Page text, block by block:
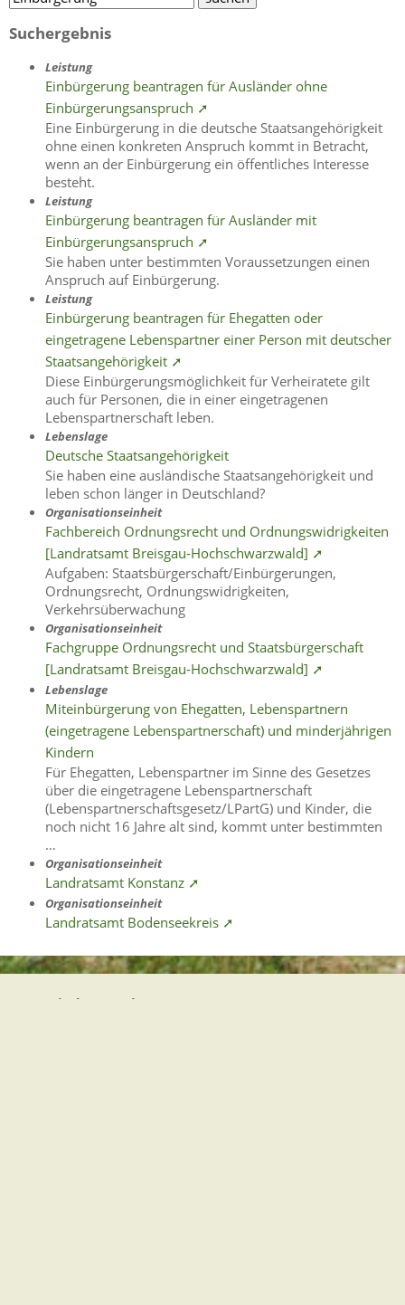
Suchergebnis
Leistung
Einbürgerung beantragen für Ausländer ohne
Einbürgerungsanspruch ➚
Eine Einbürgerung in die deutsche Staatsangehörigkeit
ohne einen konkreten Anspruch kommt in Betracht,
wenn an der Einbürgerung ein öffentliches Interesse
besteht.
Leistung
Einbürgerung beantragen für Ausländer mit
Einbürgerungsanspruch ➚
Sie haben unter bestimmten Voraussetzungen einen
Anspruch auf Einbürgerung.
Leistung
Einbürgerung beantragen für Ehegatten oder
eingetragene Lebenspartner einer Person mit deutscher
Staatsangehörigkeit ➚
Diese Einbürgerungsmöglichkeit für Verheiratete gilt
auch für Personen, die in einer eingetragenen
Lebenspartnerschaft leben.
Lebenslage
Deutsche Staatsangehörigkeit
Sie haben eine ausländische Staatsangehörigkeit und
leben schon länger in Deutschland?
Organisationseinheit
Fachbereich Ordnungsrecht und Ordnungswidrigkeiten
[Landratsamt Breisgau-Hochschwarzwald] ➚
Aufgaben: Staatsbürgerschaft/Einbürgerungen,
Ordnungsrecht, Ordnungswidrigkeiten,
Verkehrsüberwachung
Organisationseinheit
Fachgruppe Ordnungsrecht und Staatsbürgerschaft
[Landratsamt Breisgau-Hochschwarzwald] ➚
Lebenslage
Miteinbürgerung von Ehegatten, Lebenspartnern
(eingetragene Lebenspartnerschaft) und minderjährigen
Kindern
Für Ehegatten, Lebenspartner im Sinne des Gesetzes
über die eingetragene Lebenspartnerschaft
(Lebenspartnerschaftsgesetz/LPartG) und Kinder, die
noch nicht 16 Jahre alt sind, kommt unter bestimmten
…
Organisationseinheit
Landratsamt Konstanz ➚
Organisationseinheit
Landratsamt Bodenseekreis ➚
Gemeindeverwaltung Stegen